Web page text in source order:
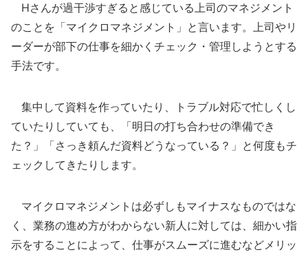
Hさんが過干渉すぎると感じている上司のマネジメント
のことを「マイクロマネジメント」と言います。上司やリ
ーダーが部下の仕事を細かくチェック・管理しようとする
手法です。
集中して資料を作っていたり、トラブル対応で忙しくし
ていたりしていても、「明日の打ち合わせの準備でき
た？」「さっき頼んだ資料どうなっている？」と何度もチ
ェックしてきたりします。
マイクロマネジメントは必ずしもマイナスなものではな
く、業務の進め方がわからない新人に対しては、細かい指
示をすることによって、仕事がスムーズに進むなどメリッ